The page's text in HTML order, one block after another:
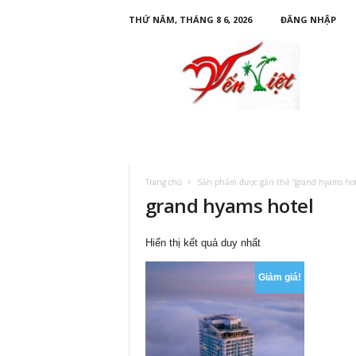
THỨ NĂM, THÁNG 8 6, 2026
ĐĂNG NHẬP
Trang chủ Sản phẩm được gắn thẻ “grand hyams
grand hyams hotel
Hiển thị kết quả duy nhất
Giảm giá!